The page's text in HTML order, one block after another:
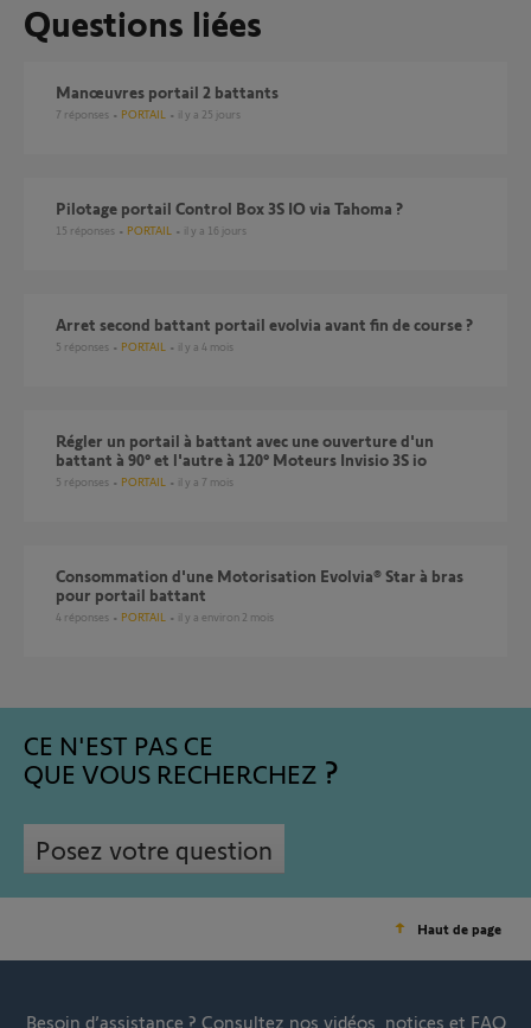
Questions liées
Manœuvres portail 2 battants
7 réponses PORTAIL il y a 25 jours
Pilotage portail Control Box 3S IO via Tahoma ?
15 réponses PORTAIL il y a 16 jours
arret second battant portail evolvia avant fin de course ?
5 réponses PORTAIL il y a 4 mois
Régler un portail à battant avec une ouverture d'un
battant à 90° et l'autre à 120° Moteurs Invisio 3S io
5 réponses PORTAIL il y a 7 mois
Consommation d'une Motorisation Evolvia® Star à bras
pour portail battant
4 réponses PORTAIL il y a environ 2 mois
CE N'EST PAS CE
QUE VOUS RECHERCHEZ
Posez votre question
Haut de page
Besoin d’assistance ? Consultez nos vidéos, notices et FAQ